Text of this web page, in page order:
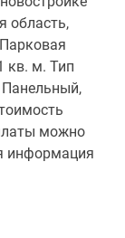
область,
кв. м. Тип
можно
информация